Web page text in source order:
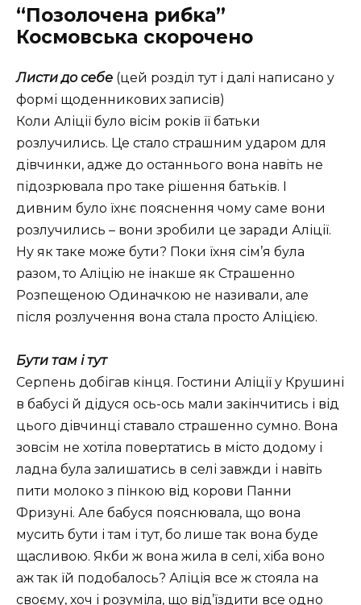
“Позолочена рибка”
Космовська скорочено
Листи до себе (цей розділ тут і далі написано у
формі щоденникових записів)
Коли Аліції було вісім років її батьки
розлучились. Це стало страшним ударом для
дівчинки, адже до останнього вона навіть не
підозрювала про таке рішення батьків. І
дивним було їхнє пояснення чому саме вони
розлучились – вони зробили це заради Аліції.
Ну як таке може бути? Поки їхня сім’я була
разом, то Аліцію не інакше як Страшенно
Розпещеною Одиначкою не називали, але
після розлучення вона стала просто Аліцією.
Бути там і тут
Серпень добігав кінця. Гостини Аліції у Крушині
в бабусі й дідуся ось-ось мали закінчитись і від
цього дівчинці ставало страшенно сумно. Вона
зовсім не хотіла повертатись в місто додому і
ладна була залишатись в селі завжди і навіть
пити молоко з пінкою від корови Панни
Фризуні. Але бабуся пояснювала, що вона
мусить бути і там і тут, бо лише так вона буде
щасливою. Якби ж вона жила в селі, хіба воно
аж так їй подобалось? Аліція все ж стояла на
своєму, хоч і розуміла, що від’їздити все одно